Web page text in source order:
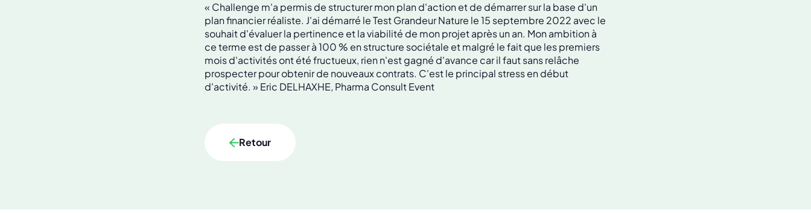
« Challenge m'a permis de structurer mon plan d'action et de démarrer sur la base d'un
plan financier réaliste. J'ai démarré le Test Grandeur Nature le 15 septembre 2022 avec le
souhait d'évaluer la pertinence et la viabilité de mon projet après un an. Mon ambition à
ce terme est de passer à 100 % en structure sociétale et malgré le fait que les premiers
mois d'activités ont été fructueux, rien n'est gagné d'avance car il faut sans relâche
prospecter pour obtenir de nouveaux contrats. C'est le principal stress en début
d'activité. » Eric DELHAXHE, Pharma Consult Event
Retour